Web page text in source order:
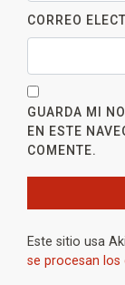
CORREO
GUARDA MI
EN ESTE
COMENTE.
Este sitio usa
se procesan